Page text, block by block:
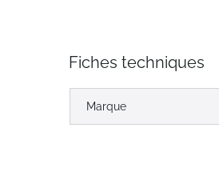
Fiches techniques
Marque